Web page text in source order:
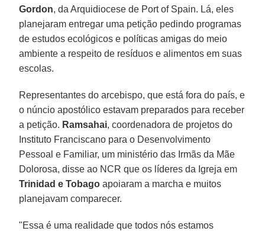
Gordon, da Arquidiocese de Port of Spain. Lá, eles
planejaram entregar uma petição pedindo programas
de estudos ecológicos e políticas amigas do meio
ambiente a respeito de resíduos e alimentos em suas
escolas.
Representantes do arcebispo, que está fora do país, e
o núncio apostólico estavam preparados para receber
a petição. Ramsahai, coordenadora de projetos do
Instituto Franciscano para o Desenvolvimento
Pessoal e Familiar, um ministério das Irmãs da Mãe
Dolorosa, disse ao NCR que os líderes da Igreja em
Trinidad e Tobago apoiaram a marcha e muitos
planejavam comparecer.
"Essa é uma realidade que todos nós estamos